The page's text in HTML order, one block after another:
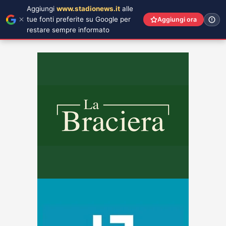
Aggiungi www.stadionews.it alle
tue fonti preferite su Google per
restare sempre informato
Aggiungi ora